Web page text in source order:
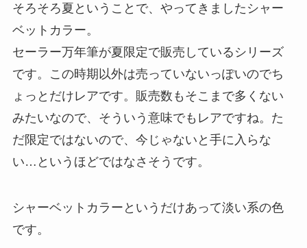
そろそろ夏ということで、やってきましたシャー
ベットカラー。
セーラー万年筆が夏限定で販売しているシリーズ
です。この時期以外は売っていないっぽいのでち
ょっとだけレアです。販売数もそこまで多くない
みたいなので、そういう意味でもレアですね。た
だ限定ではないので、今じゃないと手に入らな
い…というほどではなさそうです。
シャーベットカラーというだけあって淡い系の色
です。